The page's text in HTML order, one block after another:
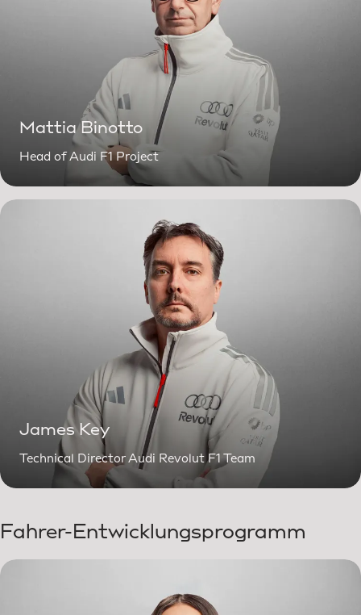
Mattia Binotto
Head of Audi F1 Project
James Key
Technical Director Audi Revolut F1 Team
Fahrer-Entwicklungsprogramm